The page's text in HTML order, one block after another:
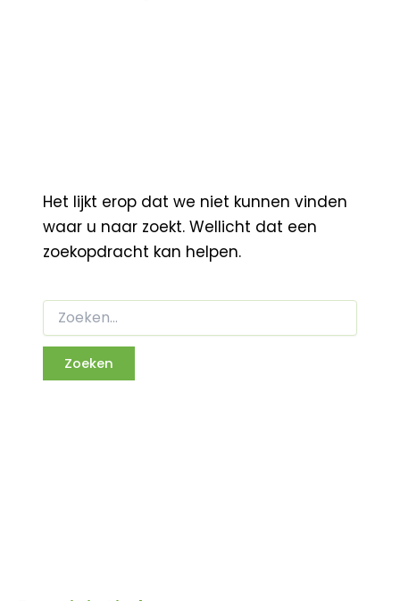
Het lijkt erop dat we niet kunnen vinden
waar u naar zoekt. Wellicht dat een
zoekopdracht kan helpen.